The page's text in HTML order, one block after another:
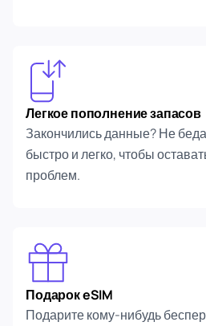
Легкое пополнение запасов
Закончились данные? Не
быстро и легко, чтобы
проблем.
Подарок eSIM
Подарите кому-нибудь